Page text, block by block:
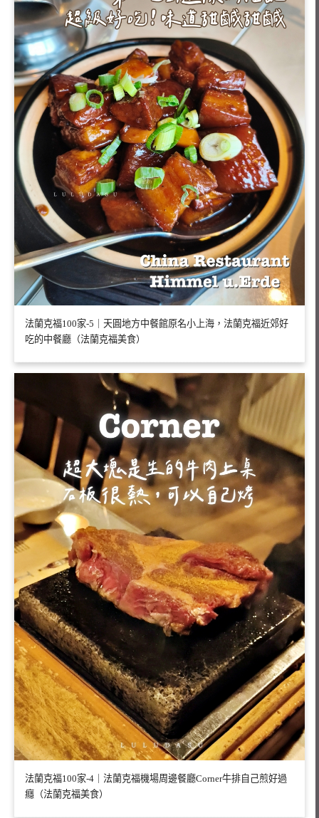
法蘭克福100家-5｜天圓地方中餐館原名小上海，法蘭克福近郊好
吃的中餐廳（法蘭克福美食）
法蘭克福100家-4｜法蘭克福機場周邊餐廳Corner牛排自己煎好過
癮（法蘭克福美食）